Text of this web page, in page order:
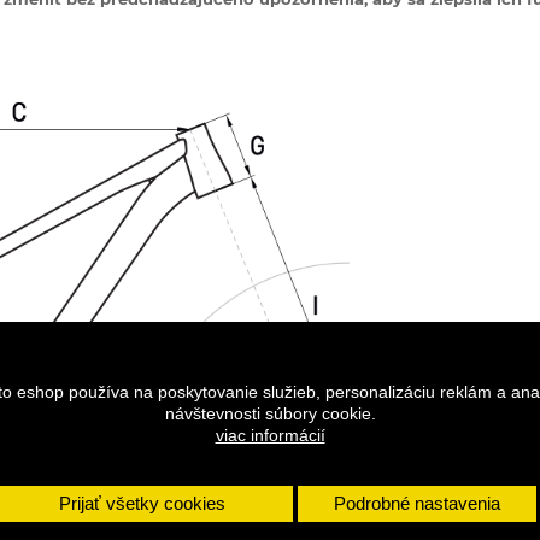
eshop používa na poskytovanie služieb, personalizáciu reklám a
návštevnosti súbory cookie.
viac informácií
Prijať všetky cookies Podrobné nastavenia